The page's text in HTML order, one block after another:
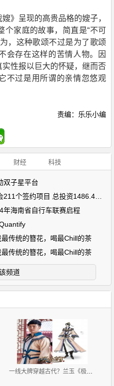
》呈现的高贵品格的嫂子，
个家庭的故事，简直是“不可
，这种歌颂不过是为了歌颂
会存在这样的苦情人物。因
性报以巨大的怀疑，继而否
不过是用所谓的亲情忽悠观
责编：乐乐小编
财经 科技
双子星平台
年海南省自行车联赛启程
传统的簪花，喝最Chill的茶
传统的簪花，喝最Chill的茶
频道
一线大牌穿越古代？兰玉《极品家丁》古装秀